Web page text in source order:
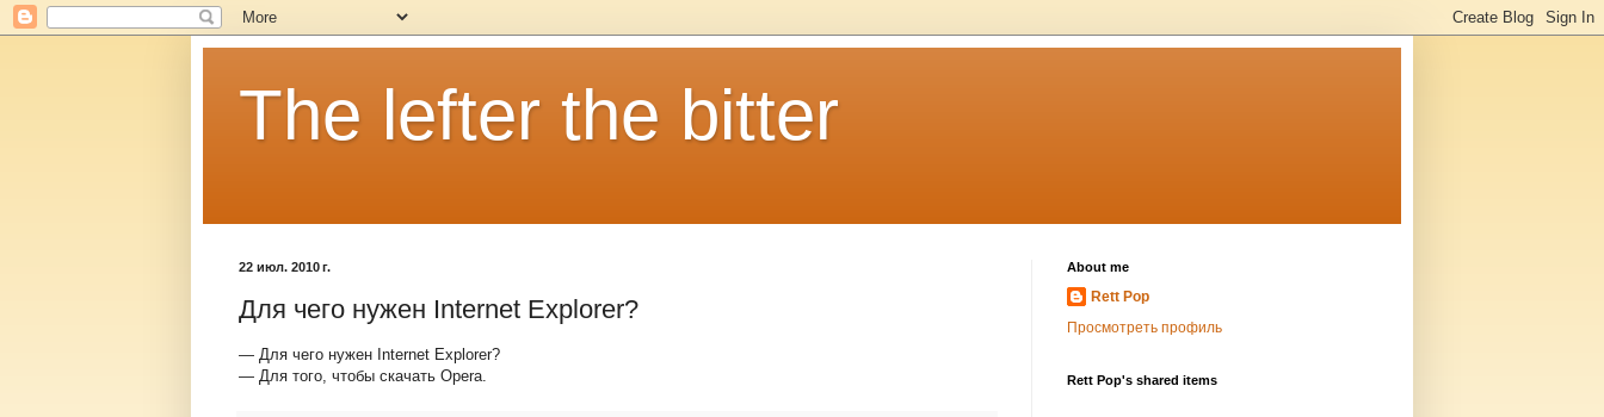
The lefter the bitter
22 июл. 2010 г.
Для чего нужен Internet Explorer?
— Для чего нужен Internet Explorer?
— Для того, чтобы скачать Opera.
About me
Rett Pop
Просмотреть профиль
Rett Pop's shared items